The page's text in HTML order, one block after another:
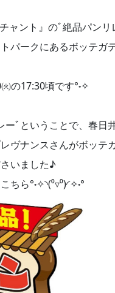
ャント』のﾞ絶品パン
パークにあるボッテガ
の17:30頃です°˖✧
ーﾞということで、春日
ヴナンスさんがボッテ
いました♪
ちら°˖✧◝(⁰▿⁰)◜✧˖°